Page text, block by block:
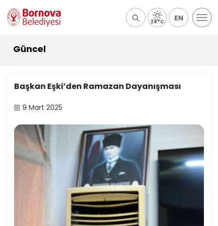
28°C EN
Güncel
Başkan Eşki’den Ramazan Dayanışması
9 Mart 2025